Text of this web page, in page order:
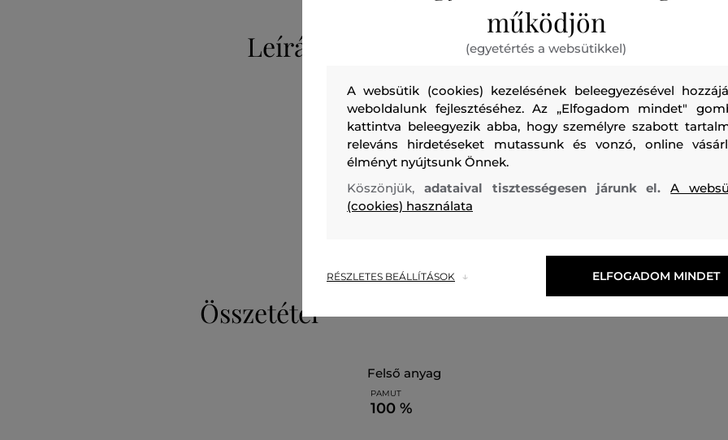
Leírás
Organikus pamutszálból készült pique kötésű lány
gallérral és hosszú, rakott ujjakkal ellátott. A fodros
egészíti ki, amely lehetővé teszi a gyors öltöztetést. A
ikonikus Gant logóval. Anyaga rendkívül puha tapintású
légáteresztő viseletet biztosít. Bájos megjelenésű darab,
kis hercegnője kényelmesen és elégedetten fogja majd
Szezon: PF24 Termék kódja
Összetétel
felső anyag
PAMUT
100 %
működjön
(egyetértés a websütikkel)
A websütik (cookies) kezelésének beleegyezésével
weboldalunk fejlesztéséhez. Az „Elfogadom mindet"
kattintva beleegyezik abba, hogy személyre szabott
releváns hirdetéseket mutassunk és vonzó, online
élményt nyújtsunk Önnek.
Köszönjük, adataival tisztességesen járunk el.A
(cookies) használata
RÉSZLETES BEÁLLÍTÁSOK ELFOGADOM MINDET